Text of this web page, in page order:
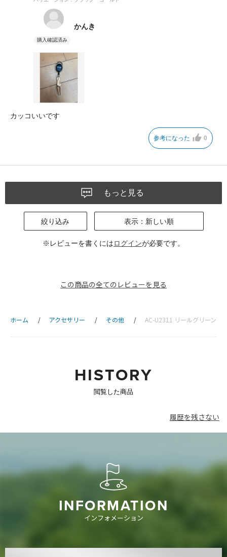
かんき
カッコいいです
参考になった 0
もっと見る
絞り込み 表示：新しい順
※レビューを書くにはログインが必要です。
この商品の全てのレビューを見る
ホーム アクセサリー その他 AC-U2311 リールグリーンフ
HISTORY
閲覧した商品
履歴を残さない
INFORMATION
インフォメーション